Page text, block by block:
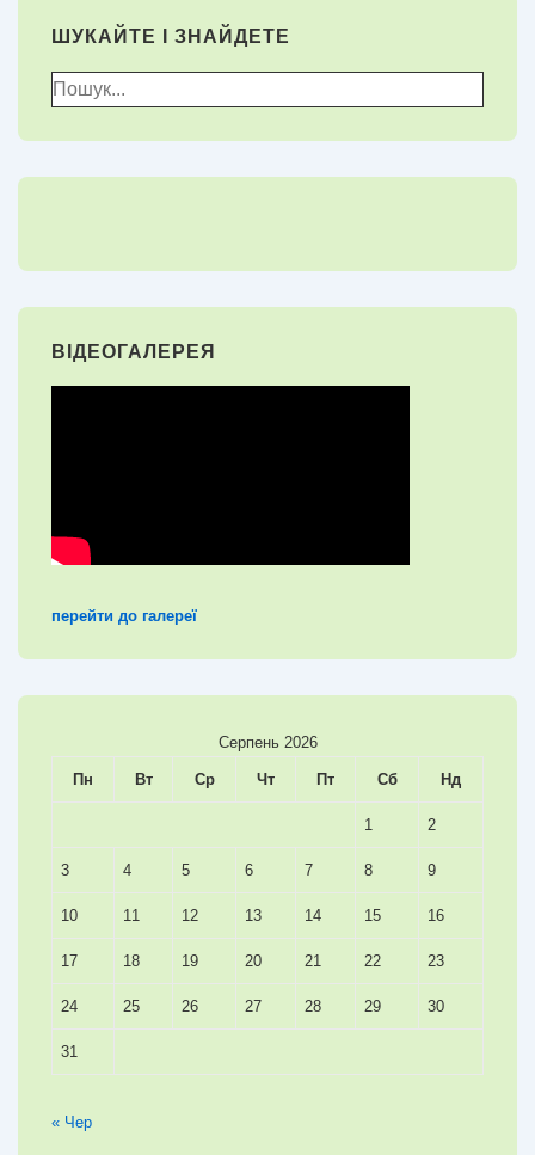
ШУКАЙТЕ І ЗНАЙДЕТЕ
Пошук
для:
ВІДЕОГАЛЕРЕЯ
перейти до галереї
Серпень 2026
Пн Вт Ср Чт Пт Сб Нд
1 2
3 4 5 6 7 8 9
10 11 12 13 14 15 16
17 18 19 20 21 22 23
24 25 26 27 28 29 30
31
« Чер